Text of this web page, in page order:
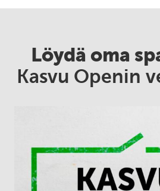
Löydä oma
Kasvu Openin